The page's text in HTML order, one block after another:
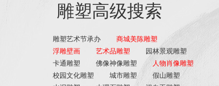
雕塑高级搜索
雕塑艺术节承办
商城美陈雕塑
浮雕壁画
艺术品雕塑
园林景观雕塑
卡通雕塑
佛像神像雕塑
人物肖像雕塑
校园文化雕塑
城市雕塑
假山雕塑